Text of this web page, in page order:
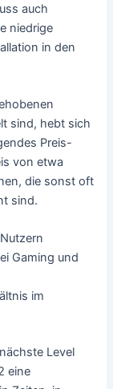
auch
niedrige
in den
sind, hebt sich
Preis-
von etwa
die sonst oft
sind.
Gaming und
im
Level
eine